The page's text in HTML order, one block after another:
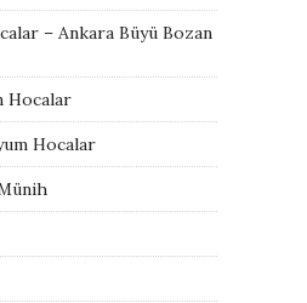
– Ankara Büyü Bozan
Hocalar
Hocalar